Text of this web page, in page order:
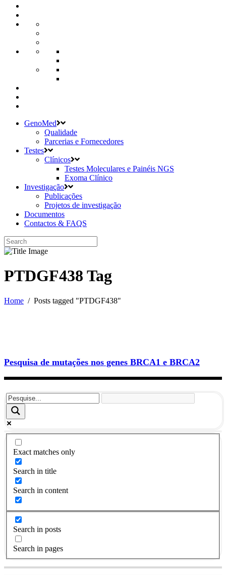
GenoMed
Qualidade
Parcerias e Fornecedores
Testes
Clínicos
Testes Moleculares e Painéis NGS
Exoma Clínico
Investigação
Publicações
Projetos de investigação
Documentos
Contactos & FAQS
PTDGF438 Tag
Home / Posts tagged "PTDGF438"
Pesquisa de mutações nos genes BRCA1 e BRCA2
Exact matches only
Search in title
Search in content
Search in posts
Search in pages